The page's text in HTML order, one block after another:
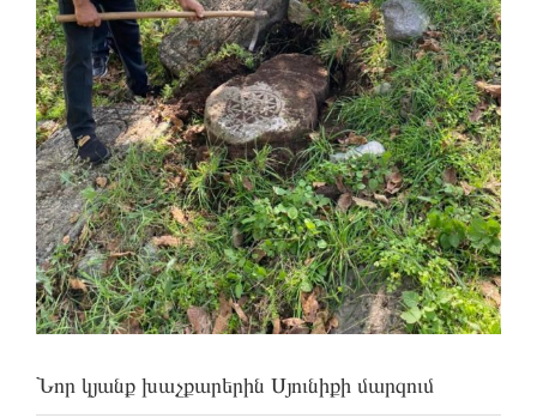
Նոր կյանք խաչքարերին Սյունիքի մարզում